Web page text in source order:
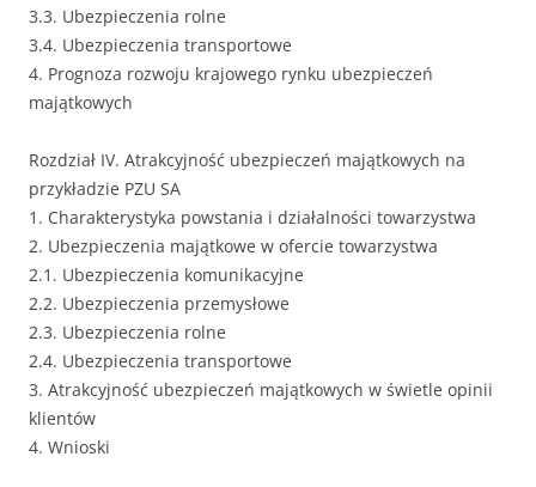
3.3. Ubezpieczenia rolne
3.4. Ubezpieczenia transportowe
4. Prognoza rozwoju krajowego rynku ubezpieczeń
majątkowych
Rozdział IV. Atrakcyjność ubezpieczeń majątkowych na
przykładzie PZU SA
1. Charakterystyka powstania i działalności towarzystwa
2. Ubezpieczenia majątkowe w ofercie towarzystwa
2.1. Ubezpieczenia komunikacyjne
2.2. Ubezpieczenia przemysłowe
2.3. Ubezpieczenia rolne
2.4. Ubezpieczenia transportowe
3. Atrakcyjność ubezpieczeń majątkowych w świetle opinii
klientów
4. Wnioski